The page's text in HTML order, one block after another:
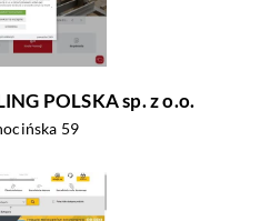
POLSKA sp. z o.o.
59